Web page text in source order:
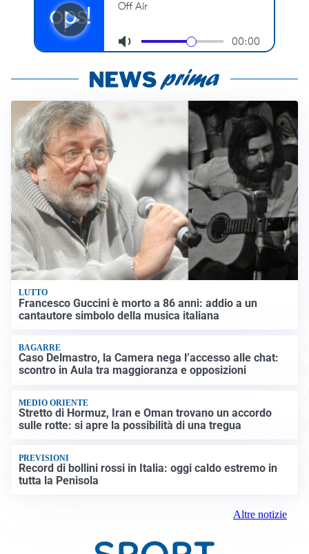
LUTTO
Francesco Guccini è morto a 86 anni: addio a un
cantautore simbolo della musica italiana
BAGARRE
Caso Delmastro, la Camera nega l’accesso alle chat:
scontro in Aula tra maggioranza e opposizioni
MEDIO ORIENTE
Stretto di Hormuz, Iran e Oman trovano un accordo
sulle rotte: si apre la possibilità di una tregua
PREVISIONI
Record di bollini rossi in Italia: oggi caldo estremo in
tutta la Penisola
Altre notizie